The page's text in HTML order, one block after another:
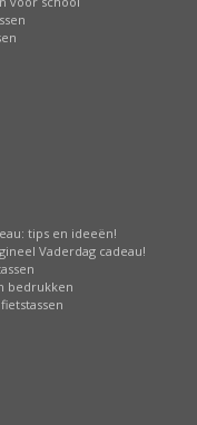
tips en ideeën!
Vaderdag cadeau!
bedrukken